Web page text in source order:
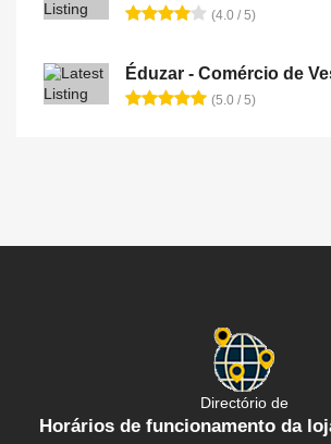
(4.0 / 5)
Éduzar - Comércio de
(5.0 / 5)
Directório de
Horários de funcionamento da